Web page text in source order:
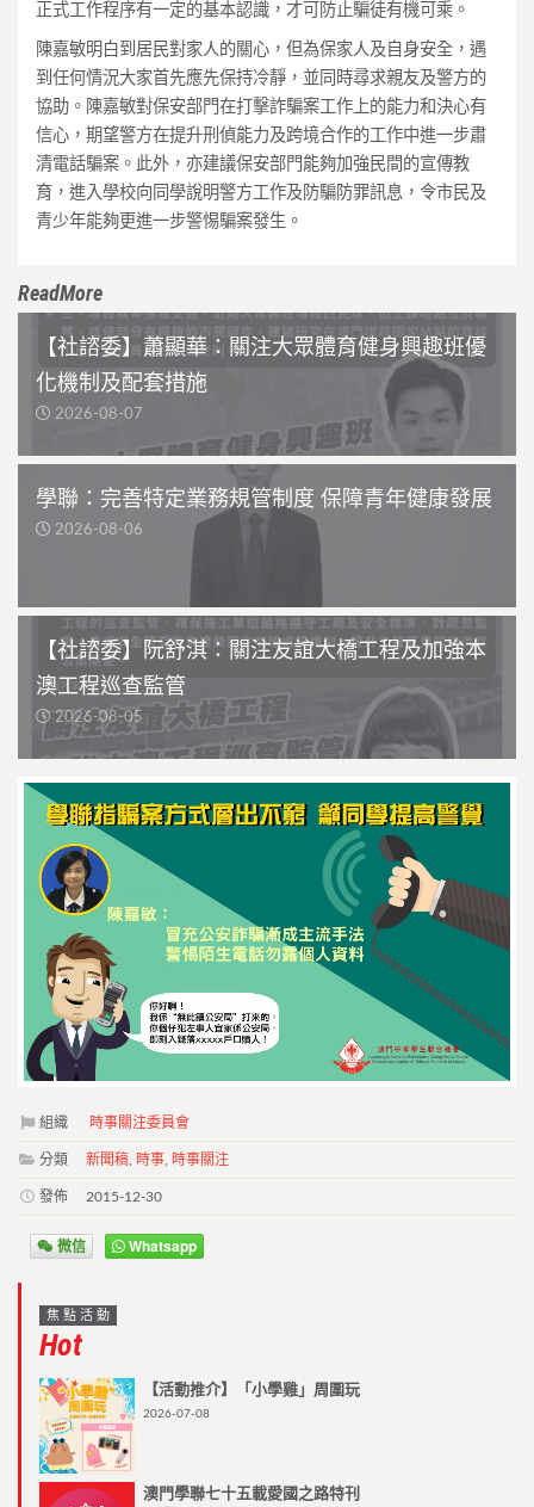
正式工作程序有一定的基本認識，才可防止騙徒有機可乘。
陳嘉敏明白到居民對家人的關心，但為保家人及自身安全，遇
到任何情況大家首先應先保持冷靜，並同時尋求親友及警方的
協助。陳嘉敏對保安部門在打擊詐騙案工作上的能力和決心有
信心，期望警方在提升刑偵能力及跨境合作的工作中進一步肅
清電話騙案。此外，亦建議保安部門能夠加強民間的宣傳教
育，進入學校向同學說明警方工作及防騙防罪訊息，令市民及
青少年能夠更進一步警惕騙案發生。
ReadMore
【社諮委】蕭顯華：關注大眾體育健身興趣班優
化機制及配套措施
2026-08-07
學聯：完善特定業務規管制度 保障青年健康發展
2026-08-06
【社諮委】阮舒淇：關注友誼大橋工程及加強本
澳工程巡查監管
2026-08-05
組織 時事關注委員會
分類 新聞稿 時事 時事關注
發佈 2015-12-30
微信 Whatsapp
焦點活動
Hot
【活動推介】「小學雞」周圍玩
2026-07-08
澳門學聯七十五載愛國之路特刊